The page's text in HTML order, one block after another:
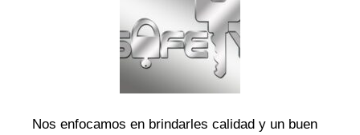
Nos enfocamos en brindarles calidad y un buen